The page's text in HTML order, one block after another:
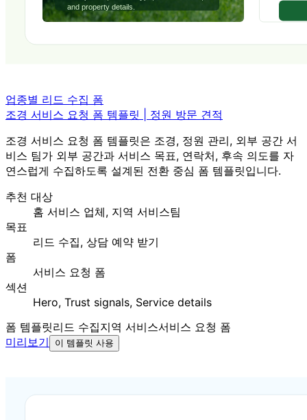
업종별 리드 수집 폼
조경 서비스 요청 폼 템플릿 | 정원 방문 견적
조경 서비스 요청 폼 템플릿은 조경, 정원 관리, 외부 공간 서
비스 팀가 외부 공간과 서비스 목표, 연락처, 후속 의도를 자
연스럽게 수집하도록 설계된 전환 중심 폼 템플릿입니다.
추천 대상
홈 서비스 업체, 지역 서비스팀
목표
리드 수집, 상담 예약 받기
폼
서비스 요청 폼
섹션
Hero, Trust signals, Service details
폼 템플릿리드 수집지역 서비스서비스 요청 폼
미리보기
이 템플릿 사용